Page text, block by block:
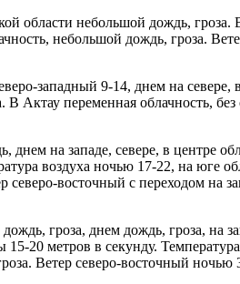
области небольшой дождь,
небольшой дождь, гроза.
западный 9-14, днем на
В Актау переменная облачность,
на западе, севере, в центре
воздуха ночью 17-22, на юге
северо-восточный с переходом
гроза, днем дождь, гроза,
20 метров в секунду.
Ветер северо-восточный